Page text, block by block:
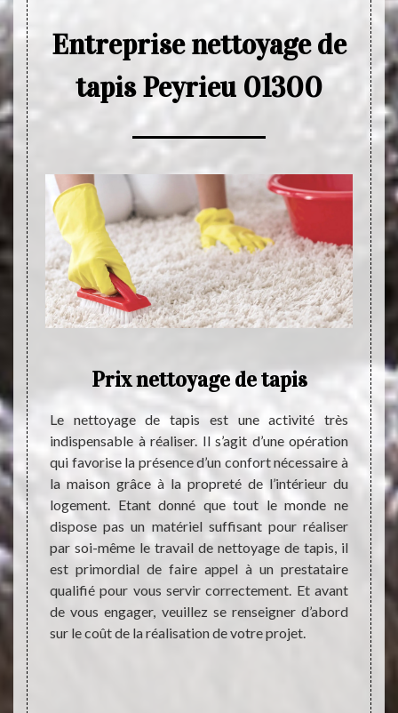
Entreprise nettoyage de
tapis Peyrieu 01300
Le
le
à
tapis
Ce
pas
être
Prix nettoyage de tapis
Le nettoyage de tapis est une activité très
indispensable à réaliser. Il s’agit d’une opération
qui favorise la présence d’un confort nécessaire à
la maison grâce à la propreté de l’intérieur du
logement. Etant donné que tout le monde ne
dispose pas un matériel suffisant pour réaliser
par soi-même le travail de nettoyage de tapis, il
est primordial de faire appel à un prestataire
qualifié pour vous servir correctement. Et avant
de vous engager, veuillez se renseigner d’abord
sur le coût de la réalisation de votre projet.
Tout
vitre
d’un
ne